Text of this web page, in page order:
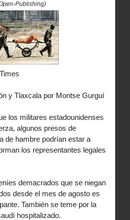
Publishing)
y Tlaxcala por Montse Gurguí
los militares estadounidenses
algunos presos de
de hambre podrían estar a
los representantes legales
demacrados que se niegan
desde el mes de agosto es
También se teme por la
hospitalizado.